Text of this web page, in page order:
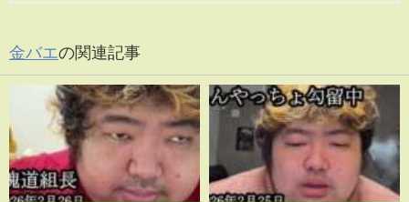
金バエの関連記事